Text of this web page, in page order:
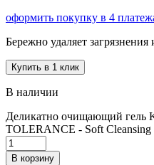
оформить покупку в 4
Бережно удаляет
Купить в 1 клик
В наличии
Деликатно очищающий гель
TOLERANCE - Soft Cleansing
В корзину